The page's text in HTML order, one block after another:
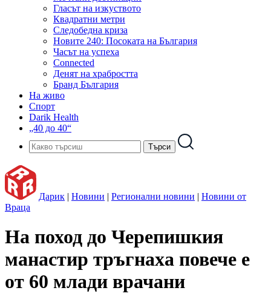
Гласът на изкуството
Квадратни метри
Следобедна криза
Новите 240: Посоката на България
Часът на успеха
Connected
Денят на храбростта
Бранд България
На живо
Спорт
Darik Health
„40 до 40“
Дарик | Новини | Регионални новини | Новини от
Враца
На поход до Черепишкия
манастир тръгнаха повече е
от 60 млади врачани